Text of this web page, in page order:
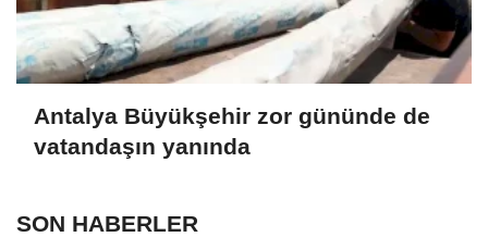
Antalya Büyükşehir zor gününde de
vatandaşın yanında
SON HABERLER